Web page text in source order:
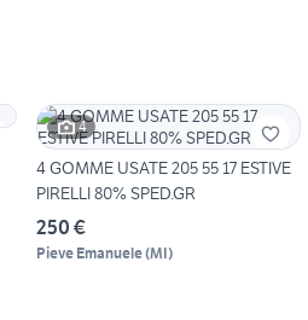
4
4 GOMME USATE 205 55 17 ESTIVE
PIRELLI 80% SPED.GR
250 €
Pieve Emanuele(MI)